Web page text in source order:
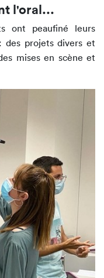
l'oral...
ont peaufiné leurs
des projets divers et
mises en scène et